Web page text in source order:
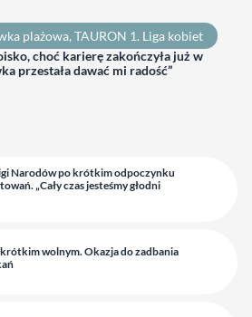
plażowa, TAURON 1. Liga kobiet
choć karierę zakończyła już w
przestała dawać mi radość”
Narodów po krótkim odpoczynku
„Cały czas jesteśmy głodni
wolnym. Okazja do zadbania